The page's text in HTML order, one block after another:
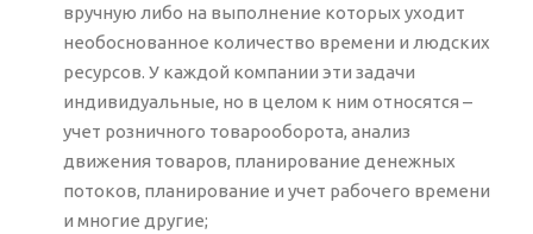
вручную либо на выполнение которых уходит
необоснованное количество времени и людских
ресурсов. У каждой компании эти задачи
индивидуальные, но в целом к ним относятся –
учет розничного товарооборота, анализ
движения товаров, планирование денежных
потоков, планирование и учет рабочего времени
и многие другие;